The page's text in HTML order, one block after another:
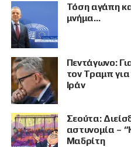
Τόση αγάπη
μνήμα…
Πεντάγωνο:
τον Τραμπ
Ιράν
Σεούτα:
αστυνομία –
Μαδρίτη